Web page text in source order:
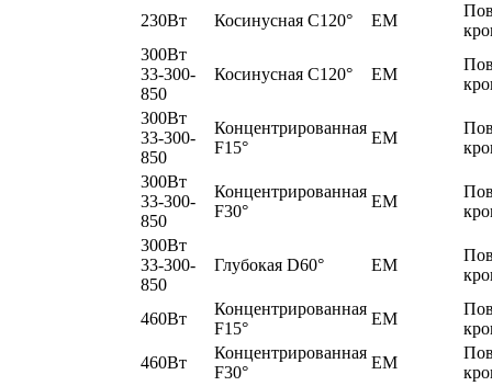
230Вт
Косинусная C120° EM
300Вт
33-300-
850
Косинусная C120° EM
300Вт
33-300-
850
Концентрированная
F15°
EM
300Вт
33-300-
850
Концентрированная
F30°
EM
300Вт
33-300-
850
Глубокая D60° EM
460Вт
Концентрированная
F15°
EM
460Вт
Концентрированная
F30°
EM